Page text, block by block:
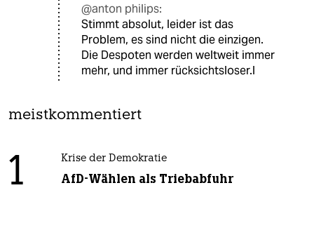
@anton philips:
Stimmt absolut, leider ist das
Problem, es sind nicht die einzigen.
Die Despoten werden weltweit immer
mehr, und immer rücksichtsloser.l
meistkommentiert
1 Krise der Demokratie
AfD-Wählen als Triebabfuhr